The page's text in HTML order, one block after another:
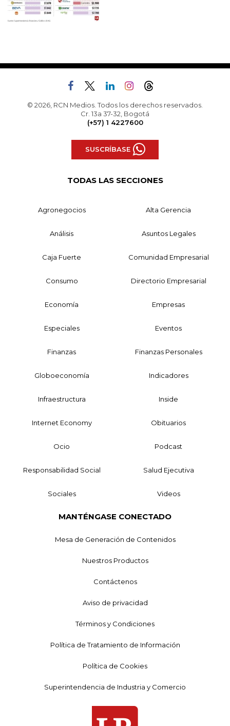
© 2026, RCN Medios. Todos los derechos reservados.
Cr. 13a 37-32, Bogotá
(+57) 1 4227600
SUSCRÍBASE
TODAS LAS SECCIONES
Agronegocios Alta Gerencia
Análisis Asuntos Legales
Caja Fuerte Comunidad Empresarial
Consumo Directorio Empresarial
Economía Empresas
Especiales Eventos
Finanzas Finanzas Personales
Globoeconomía Indicadores
Infraestructura Inside
Internet Economy Obituarios
Ocio Podcast
Responsabilidad Social Salud Ejecutiva
Sociales Videos
MANTÉNGASE CONECTADO
Mesa de Generación de Contenidos
Nuestros Productos
Contáctenos
Aviso de privacidad
Términos y Condiciones
Política de Tratamiento de Información
Política de Cookies
Superintendencia de Industria y Comercio